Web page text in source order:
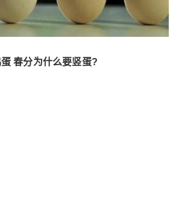
春分为什么要竖蛋?